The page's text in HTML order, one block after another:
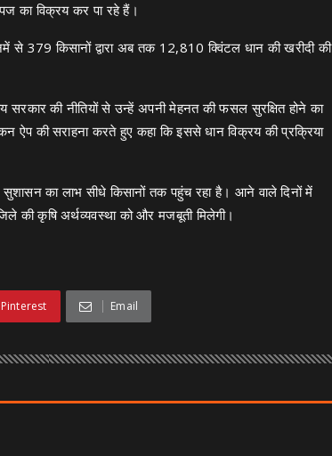
का विक्रय कर पा रहे हैं।
379 किसानों द्वारा अब तक 12,810 क्विंटल धान की खरीदी की
सरकार की नीतियों से उन्हें अपनी मेहनत की फसल सुरक्षित होने का
ऐप की सराहना करते हुए कहा कि इससे धान विक्रय की प्रक्रिया
का लाभ सीधे किसानों तक पहुंच रहा है। आने वाले दिनों में
की कृषि अर्थव्यवस्था को और मजबूती मिलेगी।
Pinterest Email